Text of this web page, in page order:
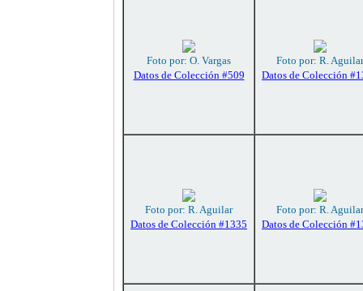
Foto por: O. Vargas
Datos de Colección #509
Foto por: R. Aguilar
Datos de Colección
Foto por: R. Aguilar
Datos de Colección #1335
Foto por: R. Aguilar
Datos de Colección